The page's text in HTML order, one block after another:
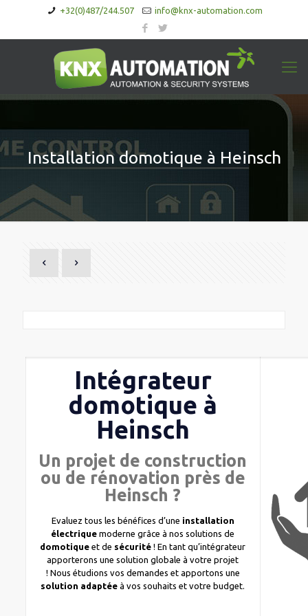
+32(0)487/244.507 info@knx-automation.com
Installation domotique à Heinsch
Intégrateur
domotique à
Heinsch
Un projet de construction
ou de rénovation près de
Heinsch ?
Evaluez tous les bénéfices d’une installation
électrique moderne grâce à nos solutions de
domotique et de sécurité ! En tant qu’intégrateur
apporterons une solution globale à votre projet
! Nous étudions vos demandes et apportons une
solution adaptéeà vos souhaits et votre budget.